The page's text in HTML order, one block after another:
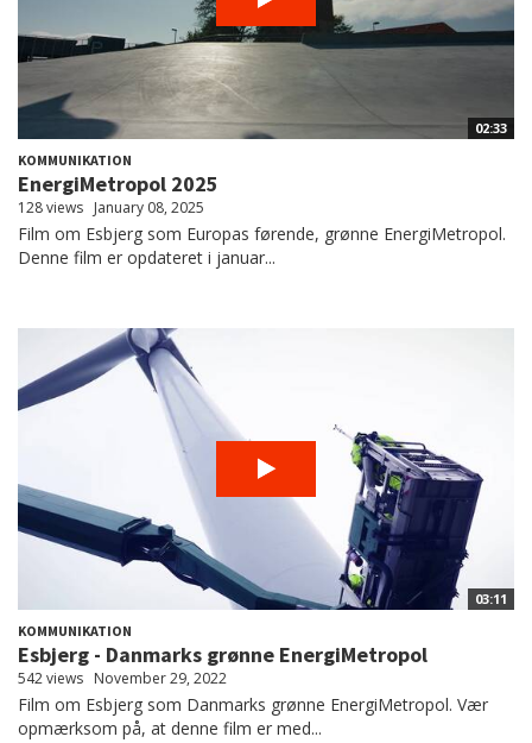
02:33
KOMMUNIKATION
EnergiMetropol 2025
128 views January 08, 2025
Film om Esbjerg som Europas førende, grønne EnergiMetropol.
Denne film er opdateret i januar...
03:11
KOMMUNIKATION
Esbjerg - Danmarks grønne EnergiMetropol
542 views November 29, 2022
Film om Esbjerg som Danmarks grønne EnergiMetropol. Vær
opmærksom på, at denne film er med...